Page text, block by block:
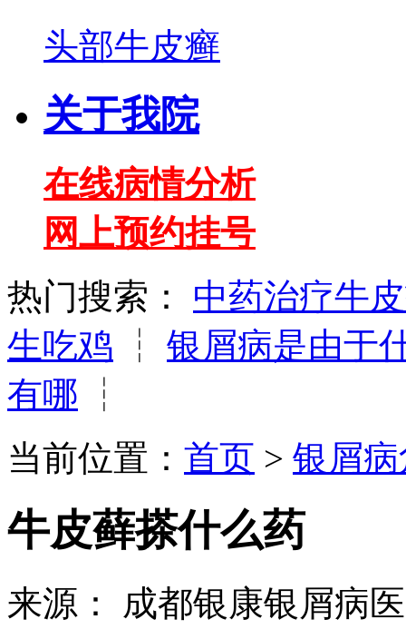
头部牛皮癣
关于我院
在线病情分析
网上预约挂号
热门搜索：
中药治疗牛
生吃鸡 ┆ 银屑病是由于
有哪 ┆
当前位置： 首页 > 银屑
牛皮藓搽什么药
来源： 成都银康银屑病